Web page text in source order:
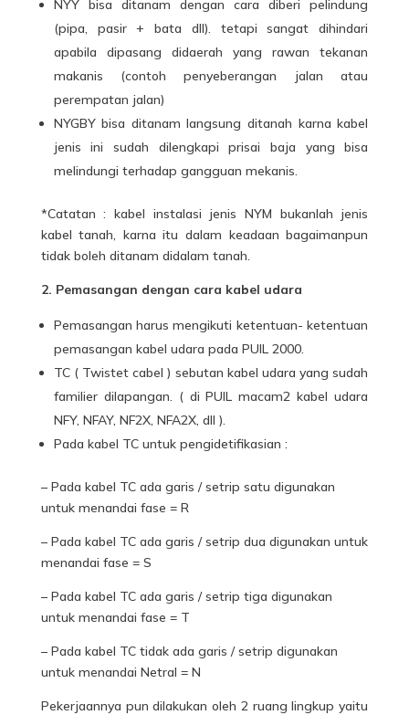
NYY bisa ditanam dengan cara diberi pelindung
(pipa, pasir + bata dll). tetapi sangat dihindari
apabila dipasang didaerah yang rawan tekanan
makanis (contoh penyeberangan jalan atau
perempatan jalan)
NYGBY bisa ditanam langsung ditanah karna kabel
jenis ini sudah dilengkapi prisai baja yang bisa
melindungi terhadap gangguan mekanis.
*Catatan : kabel instalasi jenis NYM bukanlah jenis
kabel tanah, karna itu dalam keadaan bagaimanpun
tidak boleh ditanam didalam tanah.
2. Pemasangan dengan cara kabel udara
Pemasangan harus mengikuti ketentuan- ketentuan
pemasangan kabel udara pada PUIL 2000.
TC ( Twistet cabel ) sebutan kabel udara yang sudah
familier dilapangan. ( di PUIL macam2 kabel udara
NFY, NFAY, NF2X, NFA2X, dll ).
Pada kabel TC untuk pengidetifikasian :
– Pada kabel TC ada garis / setrip satu digunakan
untuk menandai fase = R
– Pada kabel TC ada garis / setrip dua digunakan untuk
menandai fase = S
– Pada kabel TC ada garis / setrip tiga digunakan
untuk menandai fase = T
– Pada kabel TC tidak ada garis / setrip digunakan
untuk menandai Netral = N
Pekerjaannya pun dilakukan oleh 2 ruang lingkup yaitu